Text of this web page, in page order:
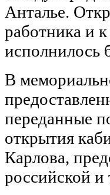
Анталье.
работника и
исполнилось
В
переданные
открытия
Карлова,
российской и